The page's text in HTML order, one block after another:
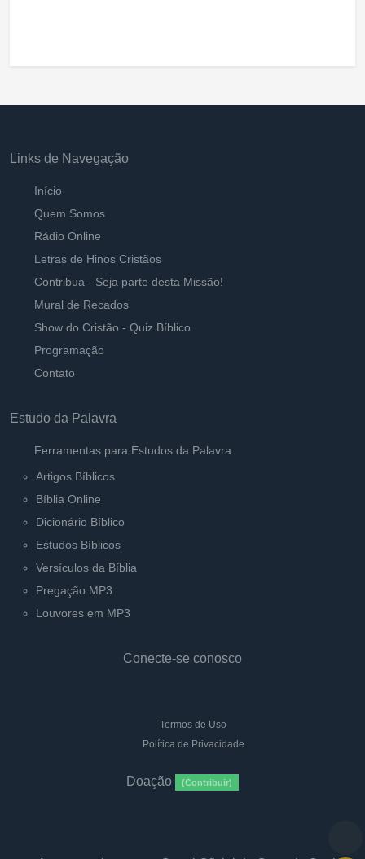
Links de Navegação
Início
Quem Somos
Rádio Online
Letras de Hinos Cristãos
Contribua - Seja parte desta Missão!
Mural de Recados
Show do Cristão - Quiz Bíblico
Programação
Contato
Estudo da Palavra
Ferramentas para Estudos da Palavra
Artigos Bíblicos
Bíblia Online
Dicionário Bíblico
Estudos Bíblicos
Versículos da Bíblia
Pregação MP3
Louvores em MP3
Conecte-se conosco
Termos de Uso
Política de Privacidade
Doação (Contribuir)